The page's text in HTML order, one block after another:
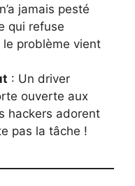
jamais pesté
qui refuse
le problème vient
: Un driver
ouverte aux
hackers adorent
pas la tâche !